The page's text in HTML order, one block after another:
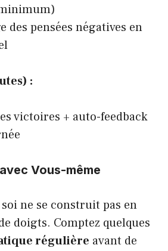
des pensées négatives en
:
victoires + auto-feedback
Vous-même
ne se construit pas en
doigts. Comptez quelques
régulière avant de